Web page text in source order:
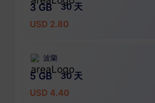
3 GB
30 天
USD 2.80
波蘭
5 GB
30 天
USD 4.40